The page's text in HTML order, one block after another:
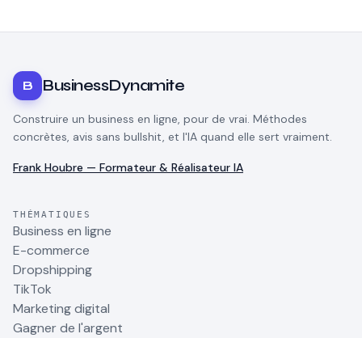
B BusinessDynamite
Construire un business en ligne, pour de vrai. Méthodes
concrètes, avis sans bullshit, et l'IA quand elle sert vraiment.
Frank Houbre — Formateur & Réalisateur IA
THÉMATIQUES
Business en ligne
E-commerce
Dropshipping
TikTok
Marketing digital
Gagner de l'argent